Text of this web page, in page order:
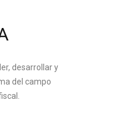
desarrollar y
del campo